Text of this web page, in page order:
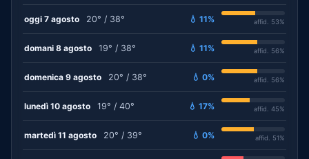
oggi 7 agosto 20° / 38° 💧 11% affid. 53%
domani 8 agosto 19° / 38° 💧 11% affid. 56%
domenica 9 agosto 20° / 38° 💧 0% affid. 56%
lunedì 10 agosto 19° / 40° 💧 17% affid. 45%
martedì 11 agosto 20° / 39° 💧 0% affid. 51%